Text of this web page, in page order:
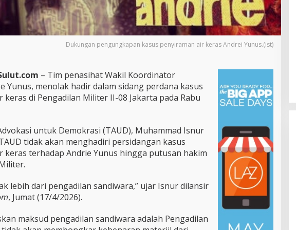
a
s
n
g
a
c
a
A
n
d
r
e
Y
u
u
Dukungan pengungkapan kasus penyiraman air keras Andrei Yunus.(ist)
– Tim penasihat Wakil Koordinator
Yunus, menolak hadir dalam sidang perdana kasus
keras di Pengadilan Militer II-08 Jakarta pada Rabu
untuk Demokrasi (TAUD), Muhammad Isnur
tidak akan menghadiri persidangan kasus
keras terhadap Andrie Yunus hingga putusan hakim
lebih dari pengadilan sandiwara,” ujar Isnur dilansir
, Jumat (17/4/2026).
maksud pengadilan sandiwara adalah Pengadilan
Gubernur Yulius Selvanus Perkuat
Layanan Kesehatan Sulut,
Resmikan Unit Hemodialisis dan
Dorong RSUD Bitung Naik Tipe C
Juli 12, 2026